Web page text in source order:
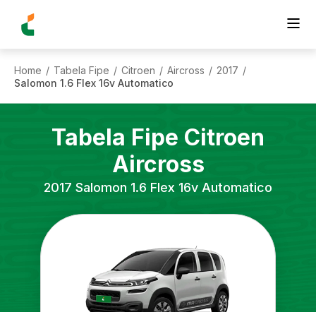
Home / Tabela Fipe / Citroen / Aircross / 2017 /
Salomon 1.6 Flex 16v Automatico
Tabela Fipe Citroen
Aircross
2017 Salomon 1.6 Flex 16v Automatico